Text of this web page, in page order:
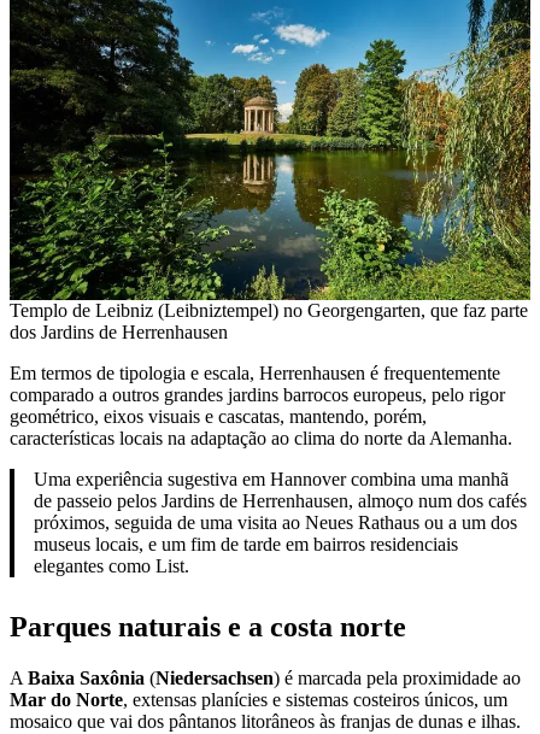
Templo de Leibniz (Leibniztempel) no Georgengarten, que faz parte
dos Jardins de Herrenhausen
Em termos de tipologia e escala, Herrenhausen é frequentemente
comparado a outros grandes jardins barrocos europeus, pelo rigor
geométrico, eixos visuais e cascatas, mantendo, porém,
características locais na adaptação ao clima do norte da Alemanha.
Uma experiência sugestiva em Hannover combina uma manhã
de passeio pelos Jardins de Herrenhausen, almoço num dos cafés
próximos, seguida de uma visita ao Neues Rathaus ou a um dos
museus locais, e um fim de tarde em bairros residenciais
elegantes como List.
Parques naturais e a costa norte
A Baixa Saxônia (Niedersachsen) é marcada pela proximidade ao
Mar do Norte, extensas planícies e sistemas costeiros únicos, um
mosaico que vai dos pântanos litorâneos às franjas de dunas e ilhas.